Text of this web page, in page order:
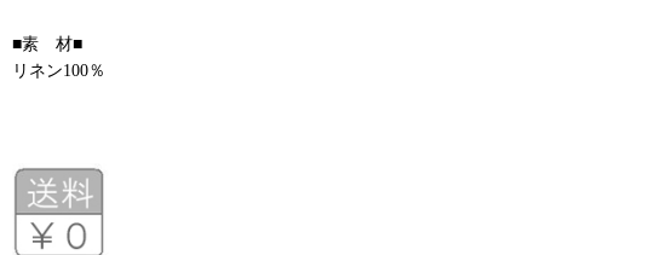
■素 材■
リネン100％